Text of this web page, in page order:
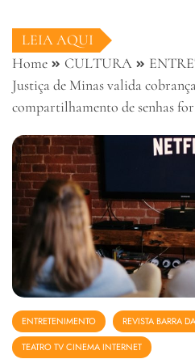
LEIA AQUI
Home
CULTURA
Justiça de Minas valida
compartilhamento de senhas
ENTRETENIMENTO
REVISTA BARRA
TEATRO TV CINEMA INTERNET